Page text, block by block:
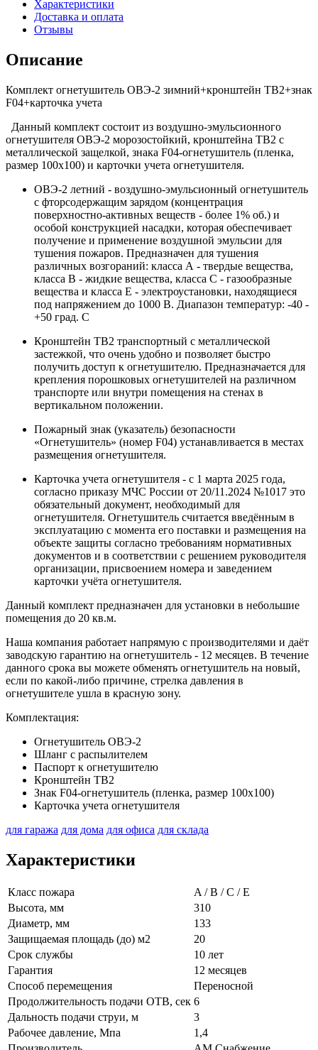
Характеристики
Доставка и оплата
Отзывы
Описание
Комплект огнетушитель ОВЭ-2 зимний+кронштейн ТВ2+знак
F04+карточка учета
Данный комплект состоит из воздушно-эмульсионного
огнетушителя ОВЭ-2 морозостойкий, кронштейна ТВ2 с
металлической защелкой, знака F04-огнетушитель (пленка,
размер 100х100) и карточки учета огнетушителя.
ОВЭ-2 летний - воздушно-эмульсионный огнетушитель
с фторсодержащим зарядом (концентрация
поверхностно-активных веществ - более 1% об.) и
особой конструкцией насадки, которая обеспечивает
получение и применение воздушной эмульсии для
тушения пожаров. Предназначен для тушения
различных возгораний: класса А - твердые вещества,
класса В - жидкие вещества, класса С - газообразные
вещества и класса Е - электроустановки, находящиеся
под напряжением до 1000 В. Диапазон температур: -40 -
+50 град. С
Кронштейн ТВ2 транспортный с металлической
застежкой, что очень удобно и позволяет быстро
получить доступ к огнетушителю. Предназначается для
крепления порошковых огнетушителей на различном
транспорте или внутри помещения на стенах в
вертикальном положении.
Пожарный знак (указатель) безопасности
«Огнетушитель» (номер F04) устанавливается в местах
размещения огнетушителя.
Карточка учета огнетушителя - с 1 марта 2025 года,
согласно приказу МЧС России от 20/11.2024 №1017 это
обязательный документ, необходимый для
огнетушителя. Огнетушитель считается введённым в
эксплуатацию с момента его поставки и размещения на
объекте защиты согласно требованиям нормативных
документов и в соответствии с решением руководителя
организации, присвоением номера и заведением
карточки учёта огнетушителя.
Данный комплект предназначен для установки в небольшие
помещения до 20 кв.м.
Наша компания работает напрямую с производителями и даёт
заводскую гарантию на огнетушитель - 12 месяцев. В течение
данного срока вы можете обменять огнетушитель на новый,
если по какой-либо причине, стрелка давления в
огнетушителе ушла в красную зону.
Комплектация:
Огнетушитель ОВЭ-2
Шланг с распылителем
Паспорт к огнетушителю
Кронштейн ТВ2
Знак F04-огнетушитель (пленка, размер 100х100)
Карточка учета огнетушителя
для гаража для дома для офиса для склада
Характеристики
Класс пожара
A / B / C / E
Высота, мм
310
Диаметр, мм
133
Защищаемая площадь (до) м2
20
Срок службы
10 лет
Гарантия
12 месяцев
Способ перемещения
Переносной
Продолжительность подачи ОТВ, сек 6
Дальность подачи струи, м
3
Рабочее давление, Мпа
1,4